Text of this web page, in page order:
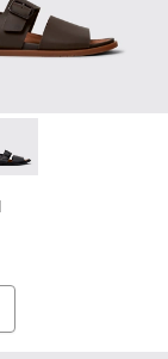
marrones para
de ante
Sandalias de
001 -
- K101092-002
Sandal -